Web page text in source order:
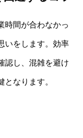
時間が合わなかっ
いをします。効率
認し、混雑を避け
なります。